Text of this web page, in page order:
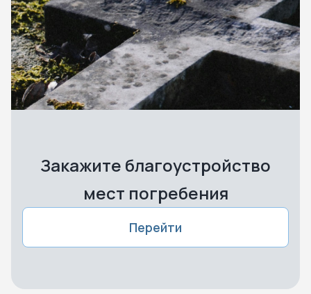
Закажите благоустройство
мест погребения
Перейти